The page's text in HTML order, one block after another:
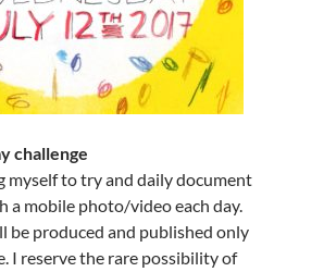
challenge
myself to try and daily document
a mobile photo/video each day.
be produced and published only
I reserve the rare possibility of